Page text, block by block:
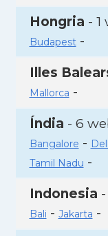
Hongria - 1
Budapest-
Illes
Mallorca -
Índia - 6
Bangalore -
Tamil Nadu -
Indonesia
Bali - Jakarta -